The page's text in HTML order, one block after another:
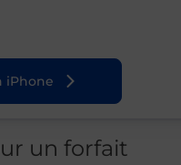
iPhone
un forfait